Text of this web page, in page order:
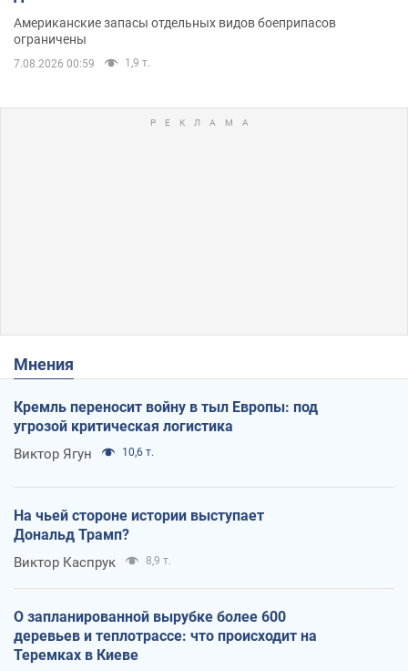
Американские запасы отдельных видов боеприпасов
ограничены
7.08.2026 00:59 1,9 т.
Мнения
Кремль переносит войну в тыл Европы: под
угрозой критическая логистика
Виктор Ягун 10,6 т.
На чьей стороне истории выступает
Дональд Трамп?
Виктор Каспрук 8,9 т.
О запланированной вырубке более 600
деревьев и теплотрассе: что происходит на
Теремках в Киеве